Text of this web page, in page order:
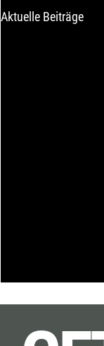
Aktuelle Beiträge